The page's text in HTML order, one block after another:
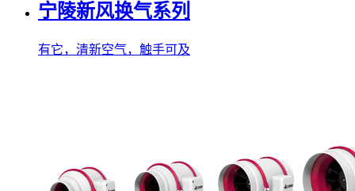
宁陵新风换气系列
有它，清新空气，触手可及